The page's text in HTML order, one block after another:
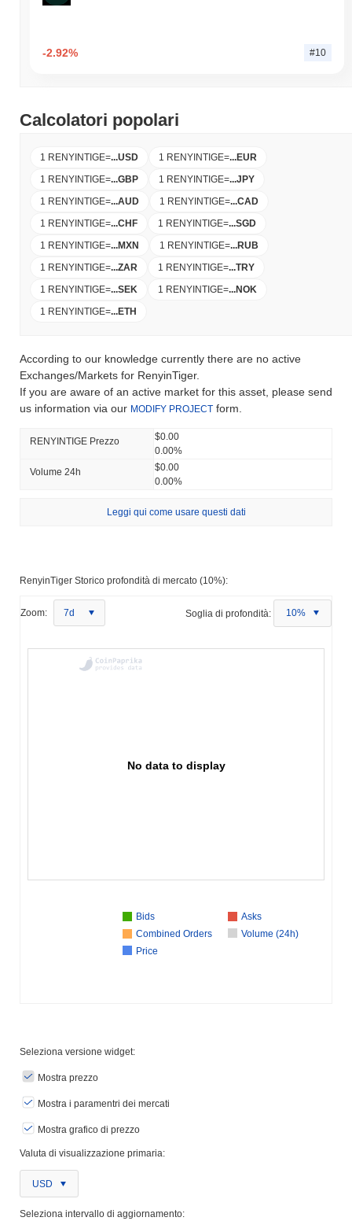
-2.92% #10
Calcolatori popolari
1 RENYINTIGE=...USD 1 RENYINTIGE=...EUR
1 RENYINTIGE=...GBP 1 RENYINTIGE=...JPY
1 RENYINTIGE=...AUD 1 RENYINTIGE=...CAD
1 RENYINTIGE=...CHF 1 RENYINTIGE=...SGD
1 RENYINTIGE=...MXN 1 RENYINTIGE=...RUB
1 RENYINTIGE=...ZAR 1 RENYINTIGE=...TRY
1 RENYINTIGE=...SEK 1 RENYINTIGE=...NOK
1 RENYINTIGE=...ETH
According to our knowledge currently there are no active
Exchanges/Markets for RenyinTiger.
If you are aware of an active market for this asset, please send
us information via our MODIFY PROJECT form.
RENYINTIGE Prezzo
$0.00
0.00%
Volume 24h
$0.00
0.00%
Leggi qui come usare questi dati
RenyinTiger Storico profondità di mercato (10%):
Zoom: 7d Soglia di profondità: 10%
No data to display
Bids
Asks
Combined Orders
Volume (24h)
Price
Seleziona versione widget:
Mostra prezzo
Mostra i paramentri dei mercati
Mostra grafico di prezzo
Valuta di visualizzazione primaria:
USD
Seleziona intervallo di aggiornamento: